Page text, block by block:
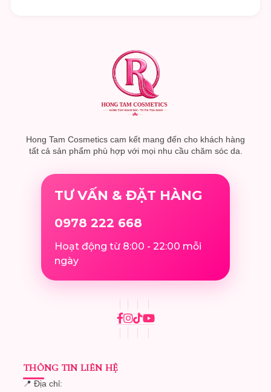
Hong Tam Cosmetics cam kết mang đến cho khách hàng
tất cả sản phẩm phù hợp với mọi nhu cầu chăm sóc da.
TƯ VẤN & ĐẶT HÀNG
0978 222 668
Hoạt động từ 8:00 - 22:00 mỗi
ngày
THÔNG TIN LIÊN HỆ
📍 Địa chỉ: